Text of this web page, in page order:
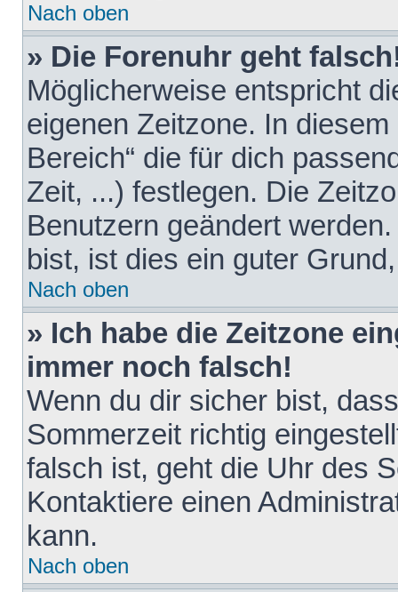
Nach oben
» Die Forenuhr geht
Möglicherweise entspricht
eigenen Zeitzone. In
Bereich“ die für dich
Zeit, ...) festlegen. Die
Benutzern geändert
bist, ist dies ein guter
Nach oben
» Ich habe die Zeitzone
immer noch falsch!
Wenn du dir sicher bist,
Sommerzeit richtig
falsch ist, geht die Uhr des
Kontaktiere einen
kann.
Nach oben